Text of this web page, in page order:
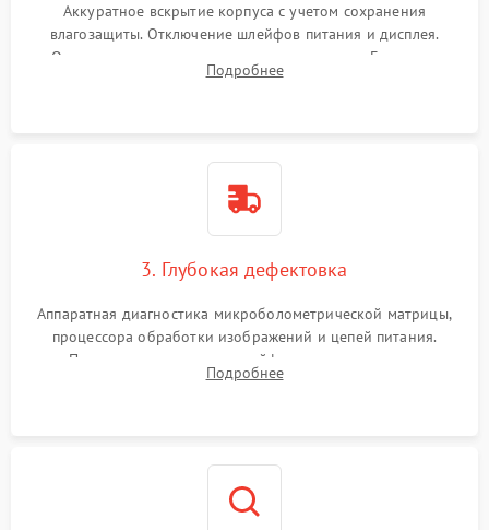
Аккуратное вскрытие корпуса с учетом сохранения
влагозащиты. Отключение шлейфов питания и дисплея.
Очистка внутренних плат от окислов и пыли. Бережная
обработка германиевого объектива специализированными
Подробнее
3. Глубокая дефектовка
Аппаратная диагностика микроболометрической матрицы,
процессора обработки изображений и цепей питания.
Проверка целостности шлейфов, модуля памяти и
интерфейсов связи. Выявление сгоревших SMD-компонентов
Подробнее